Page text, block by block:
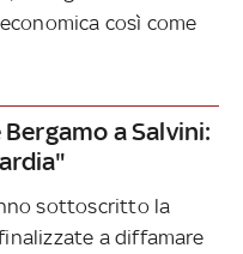
così come
a Salvini:
sottoscritto la
a diffamare